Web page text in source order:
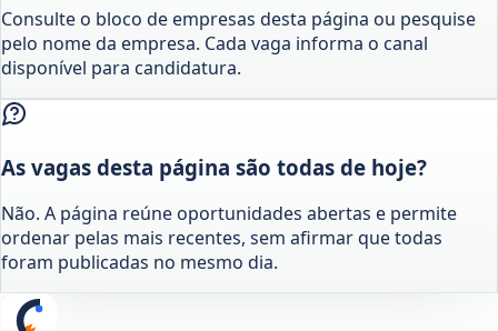
Consulte o bloco de empresas desta página ou pesquise
pelo nome da empresa. Cada vaga informa o canal
disponível para candidatura.
As vagas desta página são todas de hoje?
Não. A página reúne oportunidades abertas e permite
ordenar pelas mais recentes, sem afirmar que todas
foram publicadas no mesmo dia.